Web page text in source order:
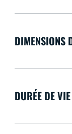
DIMENSIONS
DURÉE DE VIE